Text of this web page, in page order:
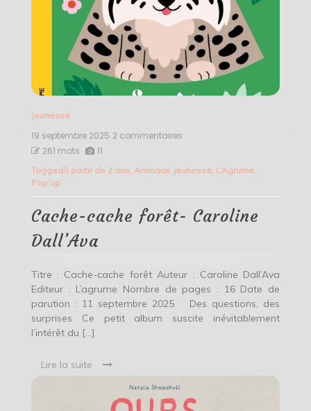
Jeunesse
19 septembre 2025 2 commentaires
forêt-
261 mots 11
Taggedà partir de 2 ans Animaux, jeunesse, L’Agrume,
Pop’up
Cache-cache forêt- Caroline
Dall’Ava
Titre : Cache-cache forêt Auteur : Caroline Dall’Ava
Editeur : L’agrume Nombre de pages : 16 Date de
parution : 11 septembre 2025 Des questions, des
surprises Ce petit album suscite inévitablement
l’intérêt du […]
Lire la suite